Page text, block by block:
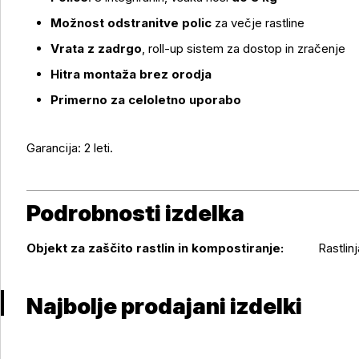
Možnost odstranitve polic za večje rastline
Vrata z zadrgo, roll-up sistem za dostop in zračenje
Hitra montaža brez orodja
Primerno za celoletno uporabo
Garancija: 2 leti.
Podrobnosti izdelka
Podrobnosti izdelka
Objekt za zaščito rastlin in kompostiranje:
Najbolje prodajani izdelki